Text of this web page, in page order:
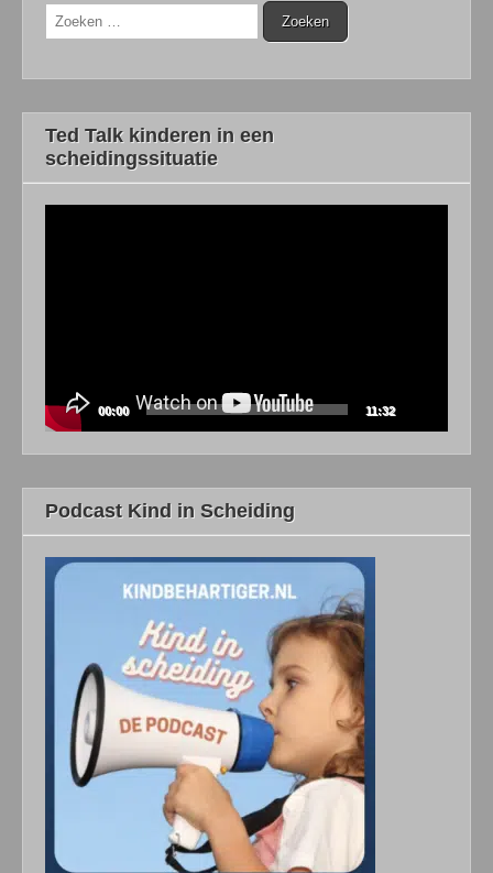
Zoeken
naar:
Ted Talk kinderen in een
scheidingssituatie
00:00 11:32
Podcast Kind in Scheiding